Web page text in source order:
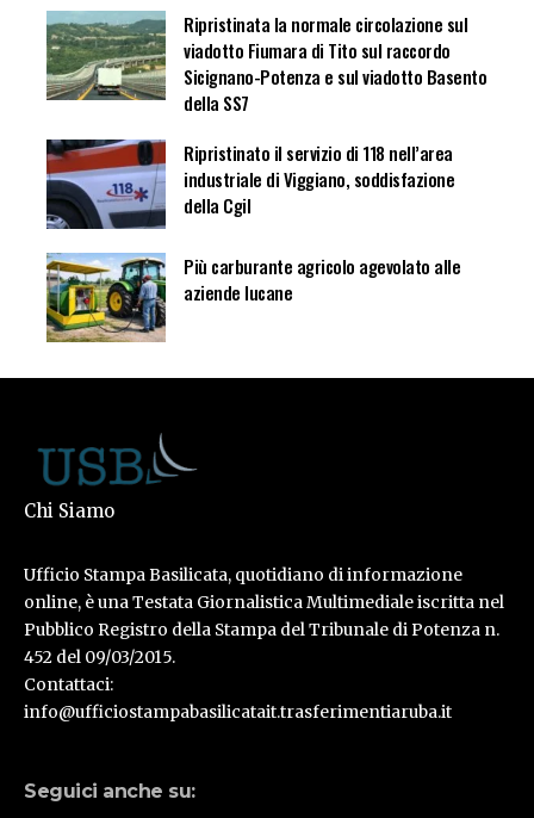
Ripristinata la normale circolazione sul
viadotto Fiumara di Tito sul raccordo
Sicignano-Potenza e sul viadotto Basento
della SS7
Ripristinato il servizio di 118 nell’area
industriale di Viggiano, soddisfazione
della Cgil
Più carburante agricolo agevolato alle
aziende lucane
Chi Siamo
Ufficio Stampa Basilicata, quotidiano di informazione
online, è una Testata Giornalistica Multimediale iscritta nel
Pubblico Registro della Stampa del Tribunale di Potenza n.
452 del 09/03/2015.
Contattaci:
info@ufficiostampabasilicatait.trasferimentiaruba.it
Seguici anche su: